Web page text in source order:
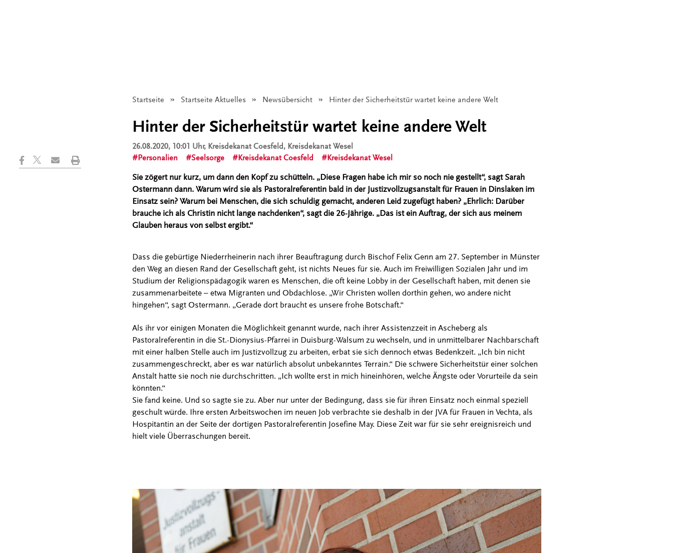
Startseite Startseite Aktuelles Newsübersicht Angezeigt:
Hinter der Sicherheitstür wartet keine andere Welt
Hinter der Sicherheitstür wartet keine andere Welt
26.08.2020, 10:01 Uhr, Kreisdekanat Coesfeld, Kreisdekanat Wesel
Personalien
Seelsorge Kreisdekanat Coesfeld Kreisdekanat Wesel
Sie zögert nur kurz, um dann den Kopf zu schütteln. „Diese Fragen habe ich mir so noch nie gestellt“, sagt Sarah
Ostermann dann. Warum wird sie als Pastoralreferentin bald in der Justizvollzugsanstalt für Frauen in Dinslaken im
Einsatz sein? Warum bei Menschen, die sich schuldig gemacht, anderen Leid zugefügt haben? „Ehrlich: Darüber
brauche ich als Christin nicht lange nachdenken“, sagt die 26-Jährige. „Das ist ein Auftrag, der sich aus meinem
Glauben heraus von selbst ergibt.“
Dass die gebürtige Niederrheinerin nach ihrer Beauftragung durch Bischof Felix Genn am 27. September in Münster
den Weg an diesen Rand der Gesellschaft geht, ist nichts Neues für sie. Auch im Freiwilligen Sozialen Jahr und im
Studium der Religionspädagogik waren es Menschen, die oft keine Lobby in der Gesellschaft haben, mit denen sie
zusammenarbeitete – etwa Migranten und Obdachlose. „Wir Christen wollen dorthin gehen, wo andere nicht
hingehen“, sagt Ostermann. „Gerade dort braucht es unsere frohe Botschaft.“
Als ihr vor einigen Monaten die Möglichkeit genannt wurde, nach ihrer Assistenzzeit in Ascheberg als
Pastoralreferentin in die St.-Dionysius-Pfarrei in Duisburg-Walsum zu wechseln, und in unmittelbarer Nachbarschaft
mit einer halben Stelle auch im Justizvollzug zu arbeiten, erbat sie sich dennoch etwas Bedenkzeit. „Ich bin nicht
zusammengeschreckt, aber es war natürlich absolut unbekanntes Terrain.“ Die schwere Sicherheitstür einer solchen
Anstalt hatte sie noch nie durchschritten. „Ich wollte erst in mich hineinhören, welche Ängste oder Vorurteile da sein
könnten.“
Sie fand keine. Und so sagte sie zu. Aber nur unter der Bedingung, dass sie für ihren Einsatz noch einmal speziell
geschult würde. Ihre ersten Arbeitswochen im neuen Job verbrachte sie deshalb in der JVA für Frauen in Vechta, als
Hospitantin an der Seite der dortigen Pastoralreferentin Josefine May. Diese Zeit war für sie sehr ereignisreich und
hielt viele Überraschungen bereit.